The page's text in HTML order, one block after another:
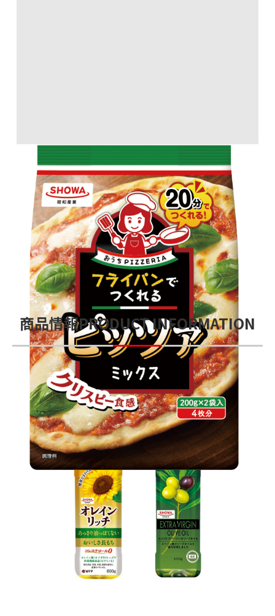
フライパンでつくれるピッツァミックス
商品情報PRODUCT INFORMATION